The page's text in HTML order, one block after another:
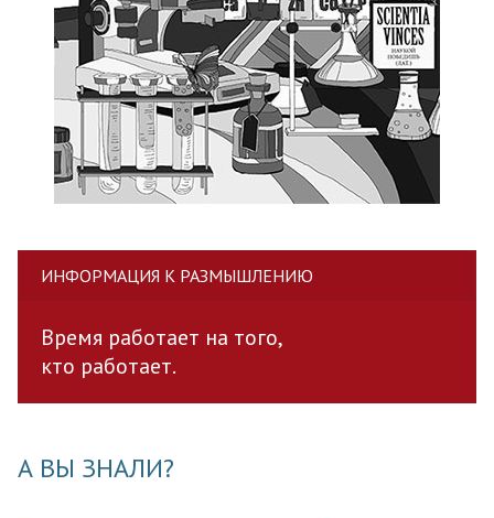
ИНФОРМАЦИЯ К РАЗМЫШЛЕНИЮ
Время работает на того,
кто работает.
А ВЫ ЗНАЛИ?